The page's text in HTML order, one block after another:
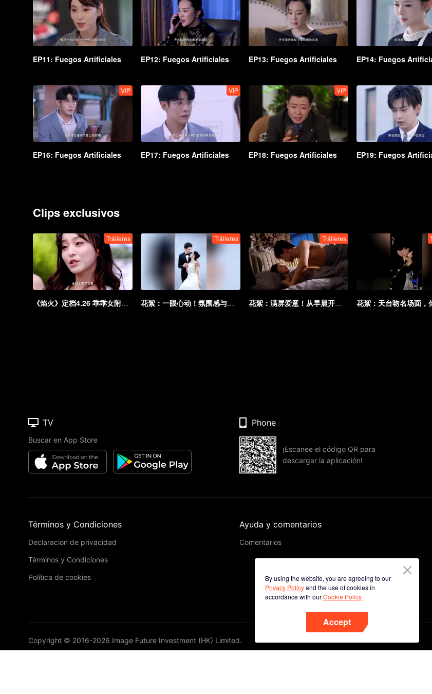
EP11: Fuegos Artificiales EP12: Fuegos Artificiales EP13: Fuegos Artificiales EP14: Fuegos
VIP
EP16: Fuegos Artificiales
VIP
EP17: Fuegos Artificiales
VIP
EP18: Fuegos Artificiales EP19: Fuegos
Clips exclusivos
Tráileres
《焰火》定档4.26 乖乖女附身寻凶爽斗反派
Tráileres
花絮：一眼心动！氛围感与宿命感并存~
Tráileres
花絮：满屏爱意！从早晨开启的互撩
By using the website, you are agreeing to our
Privacy Policyand the use of cookies in
accordance with ourCookie Policy.
Accept
TV
Buscar en App Store
Phone
¡Escanee el código QR para
descargar la aplicación!
Términos y Condiciones
Declaracion de privacidad
Términos y Condiciones
Política de cookies
Ayuda y comentarios
Comentarios
Copyright © 2016-2026 Image Future Investment (HK) Limited.